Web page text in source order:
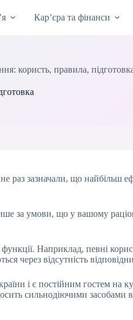
Кар’єра та фінанси
користь, правила,
раз зазначали, що найбільш
за умови, що у вашому
Наприклад, певні
через відсутність
і є постійним гостем на
сильнодіючими засобами